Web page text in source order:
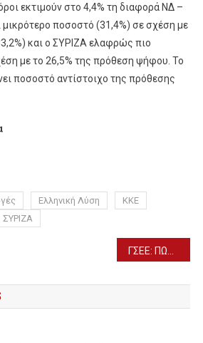
εκτιμούν στο 4,4% τη διαφορά ΝΔ –
ποσοστό (31,4%) σε σχέση με
και ο ΣΥΡΙΖΑ ελαφρώς πιο
με το 26,5% της πρόθεση ψήφου. Το
ποσοστό αντίστοιχο της πρόθεσης
Ελληνική Λύση
ΚΚΕ
ΣΥΡΙΖΑ